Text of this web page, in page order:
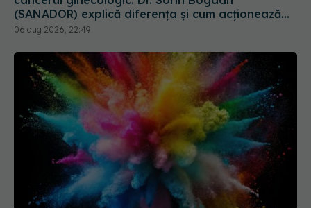
(SANADOR) explică diferența și cum acționează
tratamentul
06 aug 2026, 22:49